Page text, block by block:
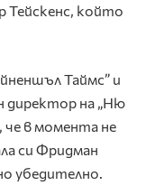
Тейскенс, който
Таймс” и
директор на „Ню
че в момента не
си Фридман
убедително.